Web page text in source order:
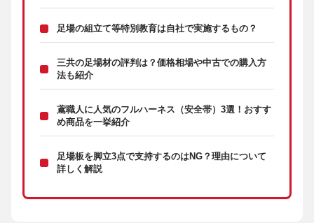
足場の組立て等特別教育は自社で実施するもの？
三共の足場材の評判は？価格相場や中古での購入方
法も紹介
鳶職人に人気のフルハーネス（安全帯）3選！おすす
め商品を一挙紹介
足場板を脚立3点で支持するのはNG？理由について
詳しく解説